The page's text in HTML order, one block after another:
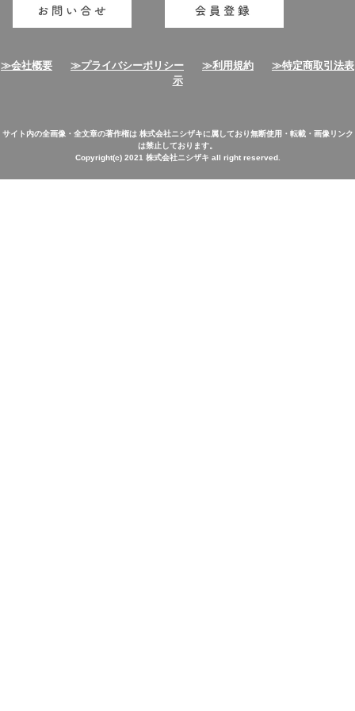
≫会社概要 ≫プライバシーポリシー ≫利用規約
≫特定商取引法表
示
サイト内の全画像・全文章の著作権は 株式会社ニシザキに属しており無断使用・転載・画像リンク
は禁止しております。
Copyright(c) 2021 株式会社ニシザキ all right reserved.